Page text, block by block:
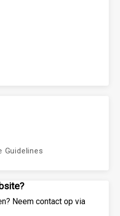
Guidelines
Neem contact op via